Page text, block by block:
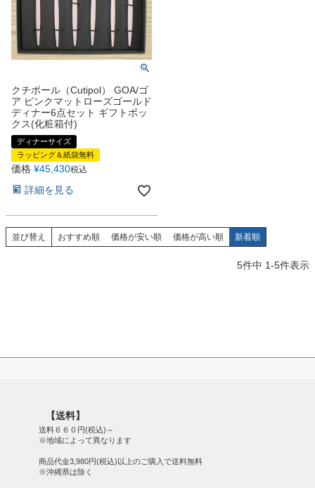
クチポール（Cutipol） GOA/ゴ
ア ピンクマットローズゴールド
ディナー6点セット ギフトボッ
クス(化粧箱付)
ディナーサイズ
ラッピング＆紙袋無料
価格 ¥45,430税込
詳細を見る
並び替え おすすめ順 価格が安い順 価格が高い順 新着順
5件中 1-5件表示
【送料】
送料６６０円(税込)～
※地域によって異なります
商品代金3,980円(税込)以上のご購入で送料無料
※沖縄県は除く